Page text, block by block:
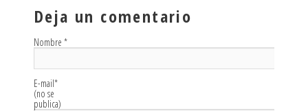
Deja un comentario
Nombre *
E-mail*
(no se
publica)